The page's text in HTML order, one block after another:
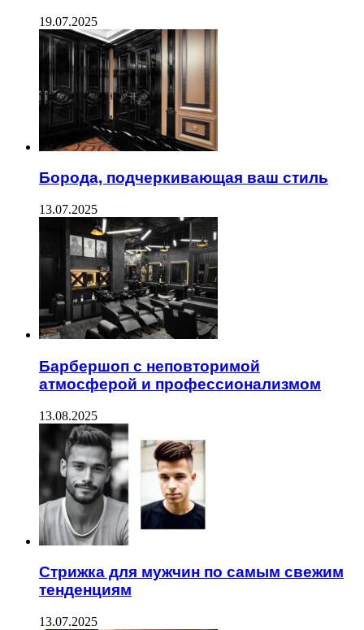
19.07.2025
Борода, подчеркивающая ваш стиль
13.07.2025
Барбершоп с неповторимой
атмосферой и профессионализмом
13.08.2025
Стрижка для мужчин по самым свежим
тенденциям
13.07.2025